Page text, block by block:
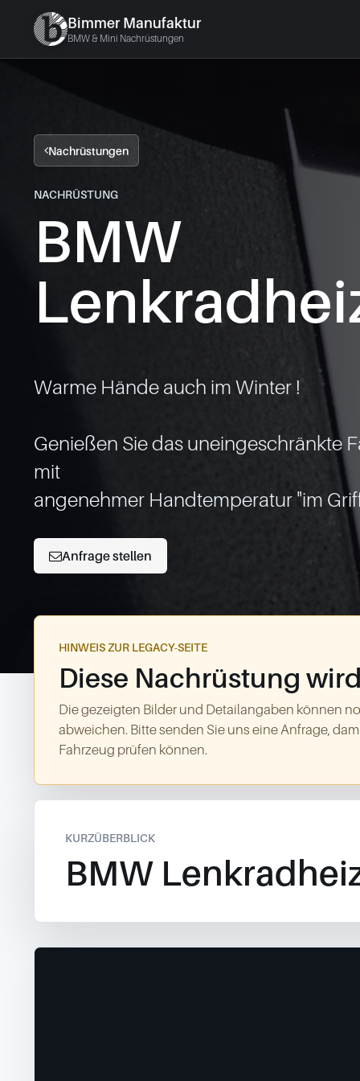
Bimmer Manufaktur
BMW & Mini Nachrüstungen
Nachrüstungen
NACHRÜSTUNG
BMW
Warme Hände auch im Winter !
Genießen Sie das uneingeschränkte
mit
Anfrage stellen
HINWEIS ZUR LEGACY-SEITE
Diese Nachrüstung
Die gezeigten Bilder und Detailangaben können
abweichen. Bitte senden Sie uns eine Anfrage,
Fahrzeug prüfen können.
KURZÜBERBLICK
BMW